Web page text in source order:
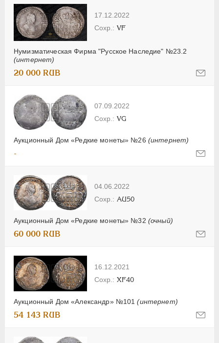
17.12.2022
Нумизматическая Фирма "Русское Наследие" №23.2
(интернет)
VF
20 000 RUB
07.09.2022
Аукционный Дом «Редкие монеты» №26 (интернет)
VG
-
04.06.2022
Аукционный Дом «Редкие монеты» №32 (очный)
AU50
60 000 RUB
16.12.2021
Аукционный Дом «Александр» №101(интернет)
XF40
54 143 RUB